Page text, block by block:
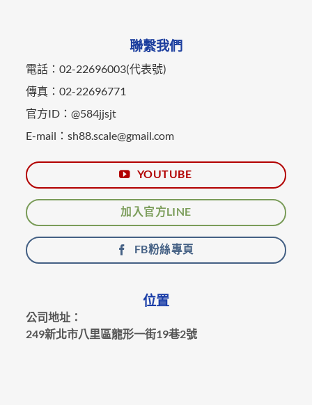
聯繫我們
電話：02-22696003(代表號)
傳真：02-22696771
官方ID：@584jjsjt
E-mail：sh88.scale@gmail.com
YOUTUBE
加入官方LINE
FB粉絲專頁
位置
公司地址：
249新北市八里區龍形一街19巷2號